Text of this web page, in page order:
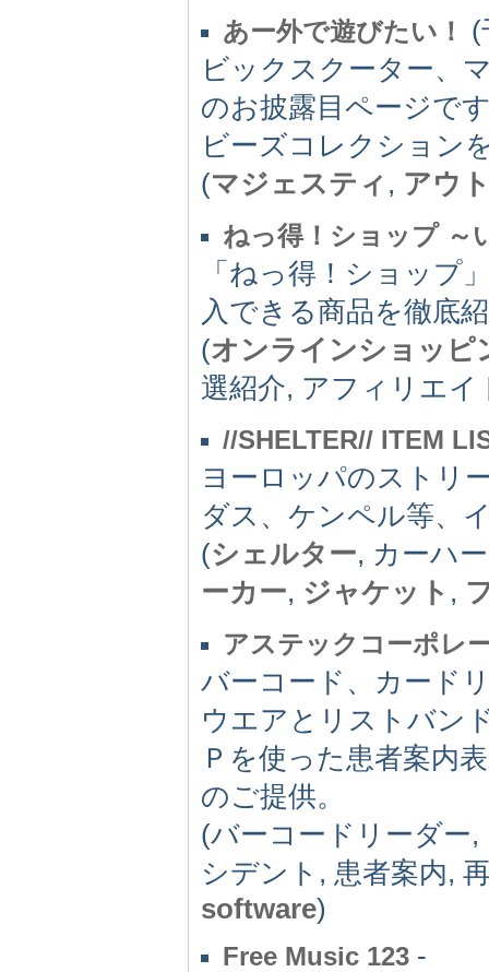
あー外で遊びたい！
(
ビックスクーター、
のお披露目ページで
ビーズコレクション
(マジェスティ , アウ
ねっ得！ショップ ～
「ねっ得！ショップ
入できる商品を徹底
(オンラインショッピ
選紹介, アフィリエ
//SHELTER// ITEM
ヨーロッパのストリ
ダス、ケンペル等、
(シェルター, カーハ
ーカー, ジャケット ,
アステックコーポレ
バーコード、カード
ウエアとリストバン
Ｐを使った患者案内
のご提供。
(バーコードリーダー,
シデント, 患者案内,
software)
Free Music 123 -